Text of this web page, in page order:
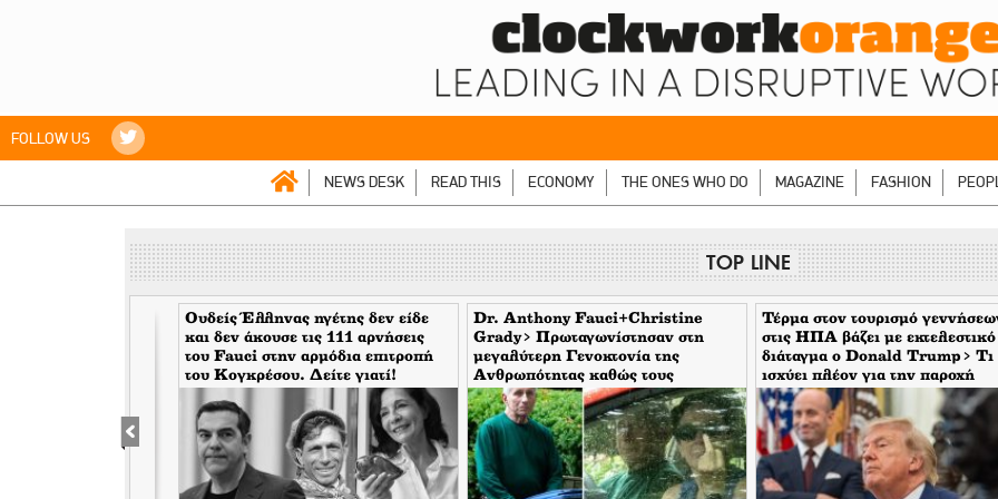
FOLLOW US
NEWS DESK READ THIS ECONOMY THE ONES WHO DO MAGAZINE FASHION
TOP LINE
Ουδείς Έλληνας ηγέτης δεν είδε
και δεν άκουσε τις 111 αρνήσεις
του Fauci στην αρμόδια επιτροπή
του Κογκρέσου. Δείτε γιατί!
Dr. Anthony Fauci+Christine
Grady> Πρωταγωνίστησαν στη
μεγαλύτερη Γενοκτονία της
Ανθρωπότητας καθώς τους
κάλυπταν οι μηντιακές ερπύστριες
του deep state. Τώρα η σύζυγος
υψώνει το δάχτυλο στους
φωτορεπόρτερ
Τέρμα στον τουρισμό
στις ΗΠΑ βάζει με εκτελεστικό
διάταγμα ο Donald Trump> Τι
ισχύει πλέον για την παροχή
υπηκοότητας